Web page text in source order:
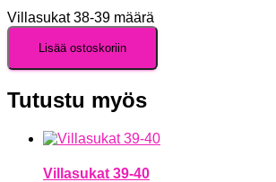
Villasukat 38-39 määrä
Lisää ostoskoriin
Tutustu myös
Villasukat 39-40